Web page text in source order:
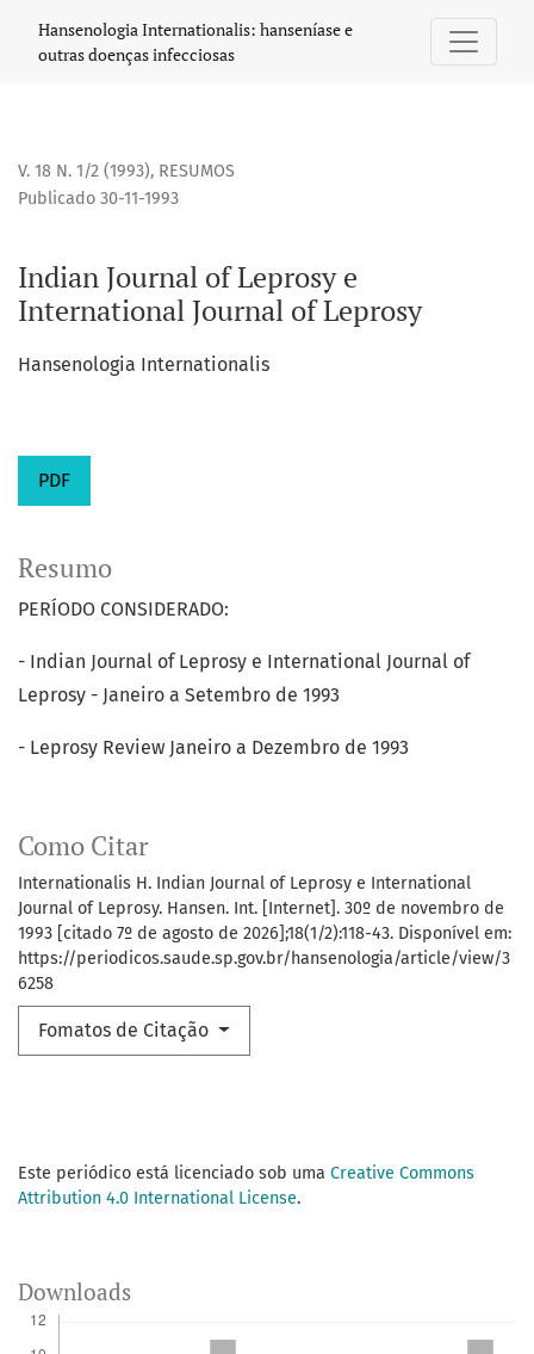
Indian Journal of Leprosy e International Journal of Leprosy
Hansenologia Internationalis: hanseníase e
outras doenças infecciosas
V. 18 N. 1/2 (1993), RESUMOS
Indian Journal of Leprosy e
International Journal of Leprosy
Publicado 30-11-1993
Hansenologia Internationalis
PDF
Como Citar
Internationalis H. Indian Journal of Leprosy e International
Journal of Leprosy. Hansen. Int. [Internet]. 30º de novembro de
1993 [citado 7º de agosto de 2026];18(1/2):118-43. Disponível em:
https://periodicos.saude.sp.gov.br/hansenologia/article/view/3
6258
Fomatos de Citação
Resumo
PERÍODO CONSIDERADO:
- Indian Journal of Leprosy e International Journal of
Leprosy - Janeiro a Setembro de 1993
- Leprosy Review Janeiro a Dezembro de 1993
Este periódico está licenciado sob uma Creative Commons
Attribution 4.0 International License.
Downloads